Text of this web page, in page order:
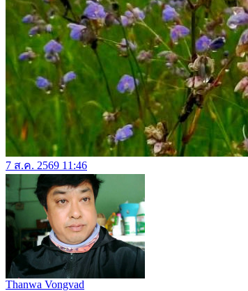
7 ส.ค. 2569 11:46
Thanwa Vongvad